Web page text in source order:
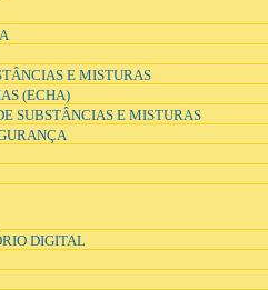
E MISTURAS
(ECHA)
SUBSTÂNCIAS E MISTURAS
DIGITAL
a e/ou
…
EPE, e a justificação de algumas
intervencionados
e Gestão de Laboratórios